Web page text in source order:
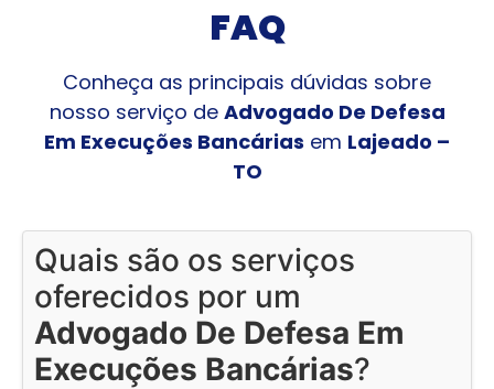
FAQ
Conheça as principais dúvidas sobre
nosso serviço de Advogado De Defesa
Em Execuções Bancárias em Lajeado –
TO
Quais são os serviços
oferecidos por um
Advogado De Defesa Em
Execuções Bancárias?